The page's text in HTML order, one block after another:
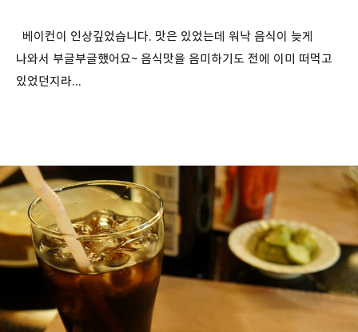
베이컨이 인상깊었습니다. 맛은 있었는데 워낙 음식이 늦게
나와서 부글부글했어요~ 음식맛을 음미하기도 전에 이미 떠먹고
있었던지라...